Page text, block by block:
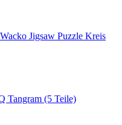
Wacko Jigsaw Puzzle Kreis
Tangram (5 Teile)